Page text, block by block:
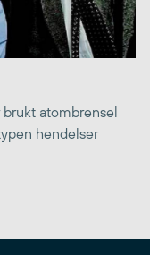
brukt atombrensel
hendelser